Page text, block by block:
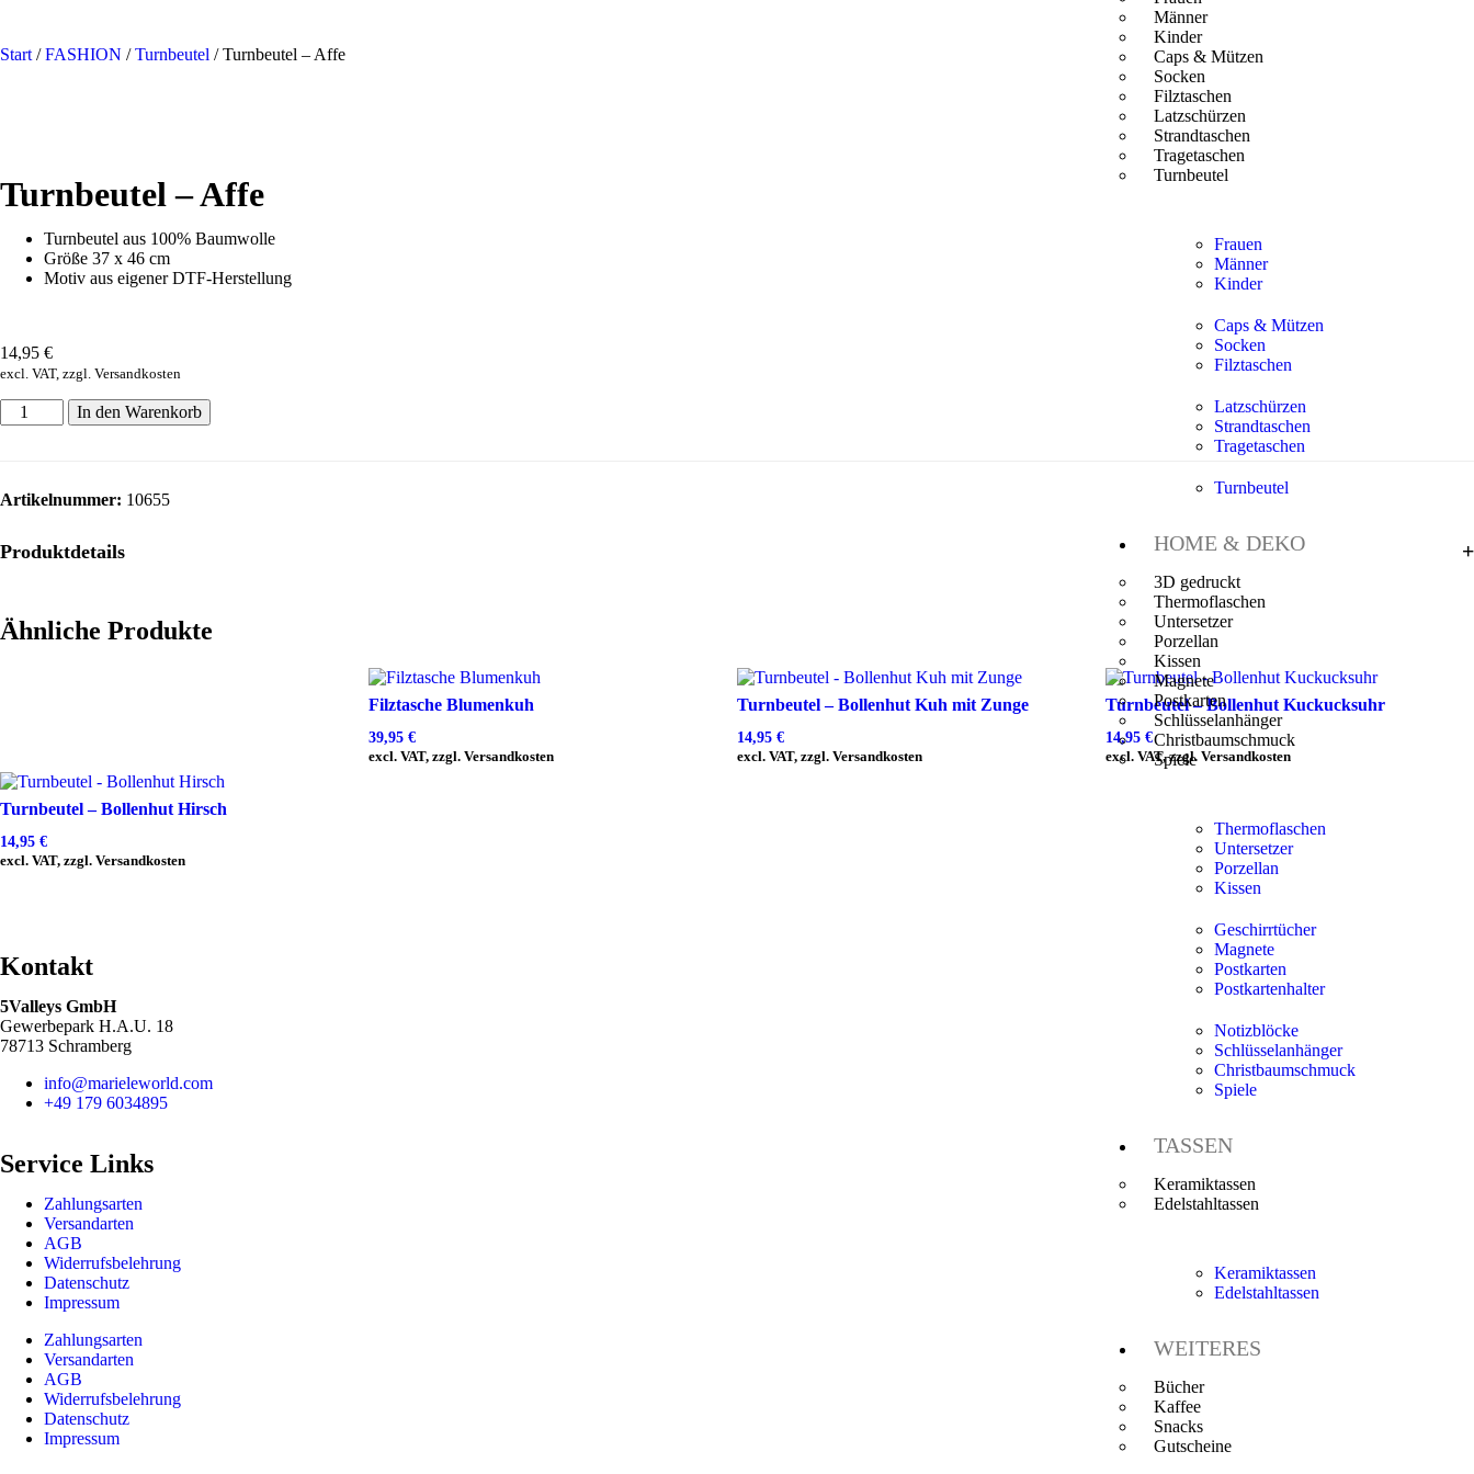
Männer
Kinder
Caps & Mützen
Socken
Filztaschen
Latzschürzen
Strandtaschen
Tragetaschen
Turnbeutel
Frauen
Männer
Kinder
Caps & Mützen
Socken
Filztaschen
Latzschürzen
Strandtaschen
Tragetaschen
Turnbeutel
HOME & DEKO
3D gedruckt
Thermoflaschen
Untersetzer
Porzellan
Kissen
Magnete
Postkarten
Schlüsselanhänger
Christbaumschmuck
Spiele
Thermoflaschen
Untersetzer
Porzellan
Kissen
Geschirrtücher
Magnete
Postkarten
Postkartenhalter
Notizblöcke
Schlüsselanhänger
Christbaumschmuck
Spiele
TASSEN
Keramiktassen
Edelstahltassen
Keramiktassen
Edelstahltassen
WEITERES
Bücher
Kaffee
Snacks
Gutscheine
Start /FASHION /Turnbeutel / Turnbeutel – Affe
Turnbeutel – Affe
Turnbeutel aus 100% Baumwolle
Größe 37 x 46 cm
Motiv aus eigener DTF-Herstellung
14,95 €
excl. VAT, zzgl. Versandkosten
In den Warenkorb
Artikelnummer: 10655
Produktdetails
Ähnliche Produkte
Filztasche Blumenkuh
39,95 €
excl. VAT, zzgl. Versandkosten
Turnbeutel – Bollenhut Kuh mit Zunge
14,95 €
excl. VAT, zzgl. Versandkosten
Turnbeutel – Bollenhut Kuckucksuhr
14,95 €
excl. VAT, zzgl. Versandkosten
Turnbeutel – Bollenhut Hirsch
14,95 €
excl. VAT, zzgl. Versandkosten
Kontakt
5Valleys GmbH
Gewerbepark H.A.U. 18
78713 Schramberg
info@marieleworld.com
+49 179 6034895
Service Links
Zahlungsarten
Versandarten
AGB
Widerrufsbelehrung
Datenschutz
Impressum
Zahlungsarten
Versandarten
AGB
Widerrufsbelehrung
Datenschutz
Impressum